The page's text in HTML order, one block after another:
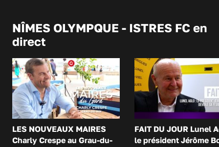
NÎMES OLYMPQUE - ISTRES FC en
direct
LES NOUVEAUX MAIRES
Charly Crespe au Grau-du-
FAIT DU JOUR Lunel
le président Jérôme